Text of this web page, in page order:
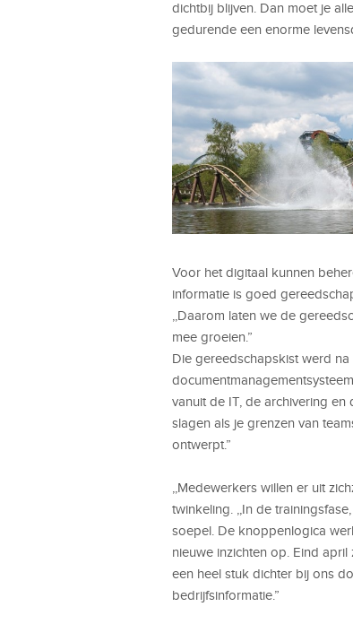
dichtbij blijven. Dan moet je
gedurende een enorme
Voor het digitaal kunnen
informatie is goed
,,Daarom laten we de
mee groeien.”
Die gereedschapskist werd
vanuit de IT, de archivering en
slagen als je grenzen van
ontwerpt.”
,,Medewerkers willen er uit
twinkeling. ,,In de
soepel. De knoppenlogica
nieuwe inzichten op. Eind
een heel stuk dichter bij ons
bedrijfsinformatie.”